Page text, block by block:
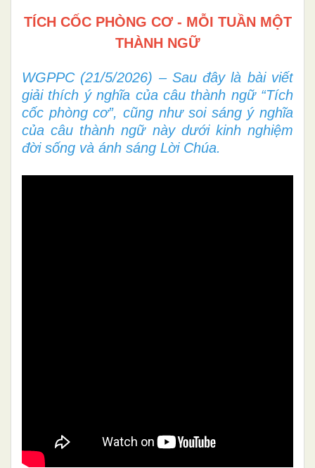
TÍCH CỐC PHÒNG CƠ - MỖI TUẦN MỘT
THÀNH NGỮ
WGPPC (21/5/2026) – Sau đây là bài viết
giải thích ý nghĩa của câu thành ngữ “Tích
cốc phòng cơ”, cũng như soi sáng ý nghĩa
của câu thành ngữ này dưới kinh nghiệm
đời sống và ánh sáng Lời Chúa.